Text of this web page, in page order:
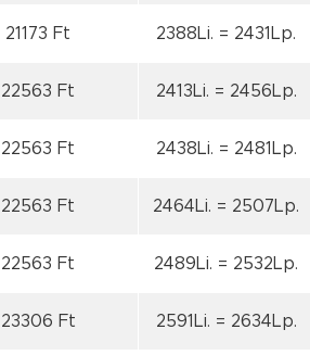
21173 Ft 2388Li. = 2431Lp.
22563 Ft 2413Li. = 2456Lp.
22563 Ft 2438Li. = 2481Lp.
22563 Ft 2464Li. = 2507Lp.
22563 Ft 2489Li. = 2532Lp.
23306 Ft 2591Li. = 2634Lp.